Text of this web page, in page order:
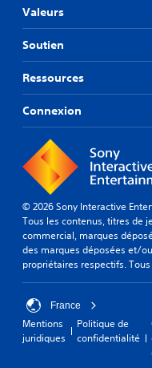
Valeurs
Soutien
Ressources
Connexion
© 2026 Sony Interactive
Tous les contenus, titres de
commercial, marques
des marques déposées et/
propriétaires respectifs.
France
Mentions
juridiques
Politique de
confidentialité